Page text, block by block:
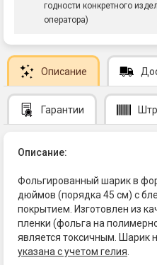
годности конкретного
оператора)
Описание
Гарантии
Описание:
Фольгированный шарик в
дюймов (порядка 45 см) с
покрытием. Изготовлен из
пленки (фольга на
является токсичным. Шарик
указана с учетом гелия